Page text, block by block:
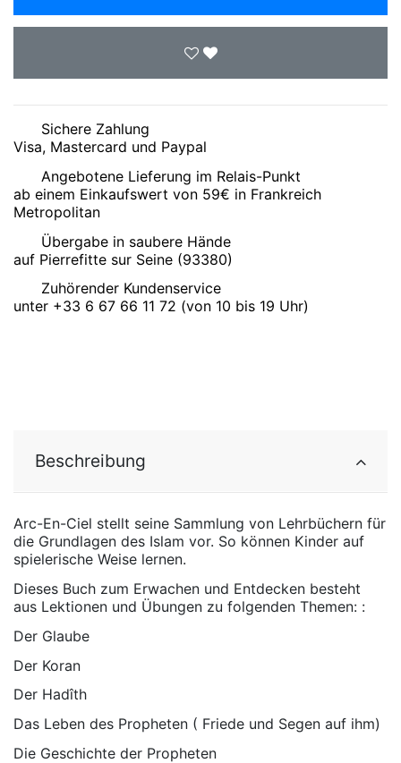
Sichere Zahlung
Visa, Mastercard und Paypal
Angebotene Lieferung im Relais-Punkt
ab einem Einkaufswert von 59€ in Frankreich
Metropolitan
Übergabe in saubere Hände
auf Pierrefitte sur Seine (93380)
Zuhörender Kundenservice
unter +33 6 67 66 11 72 (von 10 bis 19 Uhr)
Beschreibung
Arc-En-Ciel stellt seine Sammlung von Lehrbüchern für
die Grundlagen des Islam vor. So können Kinder auf
spielerische Weise lernen.
Dieses Buch zum Erwachen und Entdecken besteht
aus Lektionen und Übungen zu folgenden Themen: :
Der Glaube
Der Koran
Der Hadîth
Das Leben des Propheten ( Friede und Segen auf ihm)
Die Geschichte der Propheten